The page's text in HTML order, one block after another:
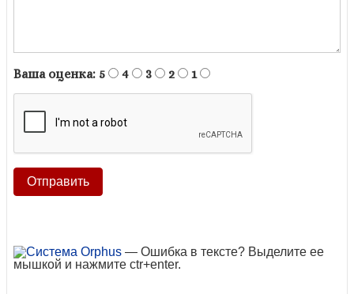
Ваша оценка: 5 4 3 2 1
— Ошибка в тексте? Выделите ее
мышкой и нажмите ctr+enter.